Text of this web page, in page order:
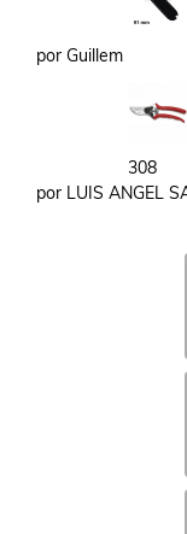
por Guillem
308
por LUIS ANGEL